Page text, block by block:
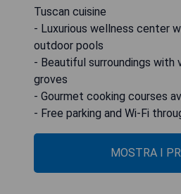
Tuscan cuisine
- Luxurious wellness center
outdoor pools
- Beautiful surroundings with
groves
- Gourmet cooking courses
- Free parking and Wi-Fi
MOSTRA I